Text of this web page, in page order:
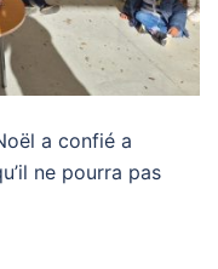
a confié a
ne pourra pas